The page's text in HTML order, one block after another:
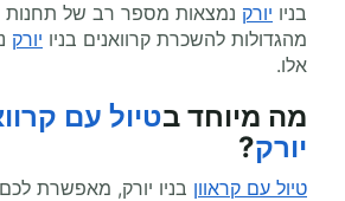
בניו יורק נמצאות מספר רב של תחנות
מהגדולות להשכרת קרוואנים בניו יורק
אלו.
מה מיוחד בטיול עם
יורק?
טיול עם קראוון בניו יורק, מאפשרת